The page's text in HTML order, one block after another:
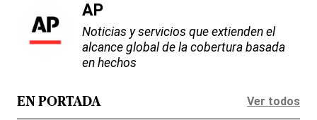
AP
Noticias y servicios que extienden el
alcance global de la cobertura basada
en hechos
EN PORTADA Ver todos